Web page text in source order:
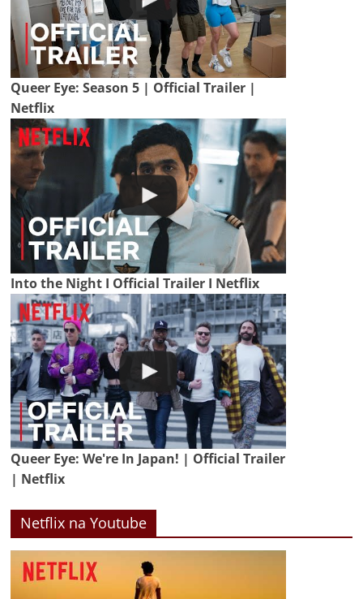
Queer Eye: Season 5 | Official Trailer |
Netflix
Into the Night I Official Trailer I Netflix
Queer Eye: We're In Japan! | Official Trailer
| Netflix
Netflix na Youtube